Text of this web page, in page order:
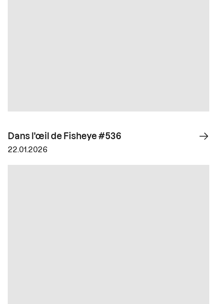
Dans l'œil de Fisheye #536
22.01.2026